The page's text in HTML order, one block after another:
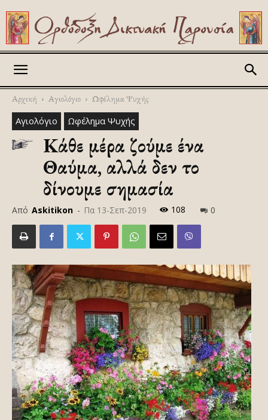
Αρχική Αγιολόγιο Ωφέλημα Ψυχής
Αγιολόγιο Ωφέλημα Ψυχής
Κάθε μέρα ζούμε ένα
Θαύμα, αλλά δεν το
δίνουμε σημασία
Από Askitikon - Πα 13-Σεπ-2019 108 0